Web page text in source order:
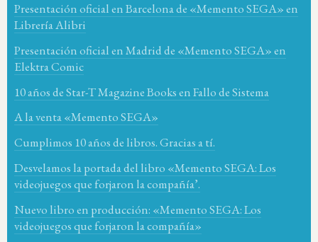
Presentación oficial en Barcelona de «Memento SEGA» en
Librería Alibri
Presentación oficial en Madrid de «Memento SEGA» en
Elektra Comic
10 años de Star-T Magazine Books en Fallo de Sistema
A la venta «Memento SEGA»
Cumplimos 10 años de libros. Gracias a tí.
Desvelamos la portada del libro «Memento SEGA: Los
videojuegos que forjaron la compañía’.
Nuevo libro en producción: «Memento SEGA: Los
videojuegos que forjaron la compañía»